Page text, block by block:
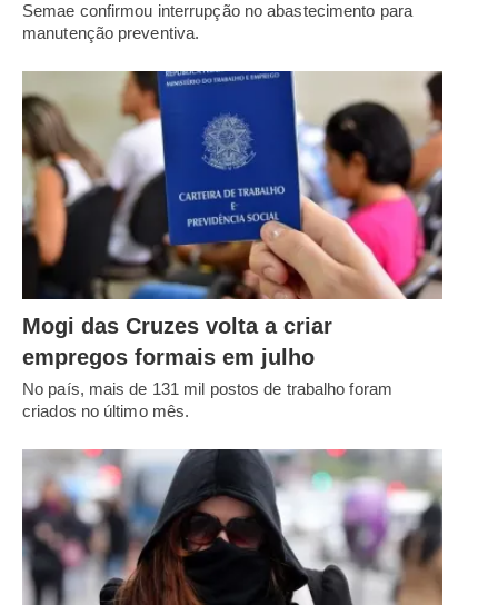
Semae confirmou interrupção no abastecimento para
manutenção preventiva.
Mogi das Cruzes volta a criar
empregos formais em julho
No país, mais de 131 mil postos de trabalho foram
criados no último mês.